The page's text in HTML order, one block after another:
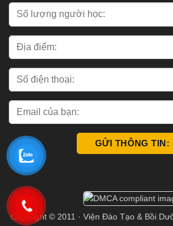
Copyright © 2011 · Viện Đào Tạo & Bồi